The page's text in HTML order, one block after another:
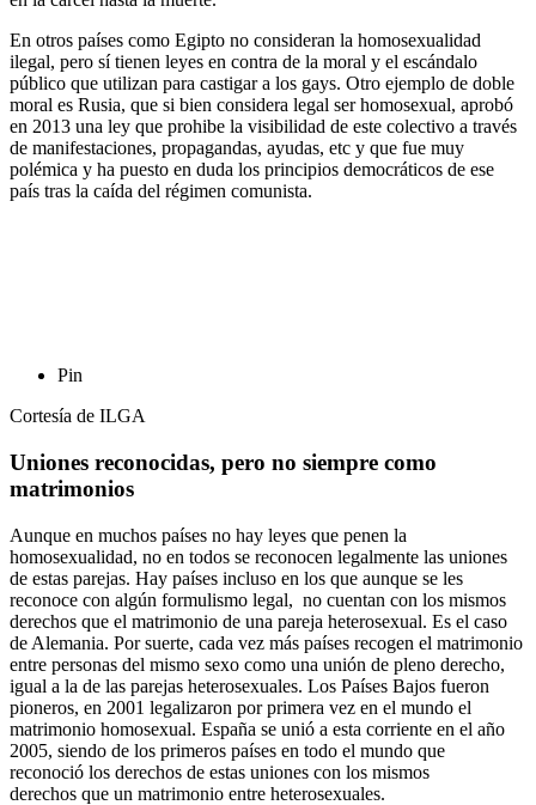
En otros países como Egipto no consideran la homosexualidad
ilegal, pero sí tienen leyes en contra de la moral y el escándalo
público que utilizan para castigar a los gays. Otro ejemplo de doble
moral es Rusia, que si bien considera legal ser homosexual, aprobó
en 2013 una ley que prohibe la visibilidad de este colectivo a través
de manifestaciones, propagandas, ayudas, etc y que fue muy
polémica y ha puesto en duda los principios democráticos de ese
país tras la caída del régimen comunista.
Pin
Cortesía de ILGA
Uniones reconocidas, pero no siempre como
matrimonios
Aunque en muchos países no hay leyes que penen la
homosexualidad, no en todos se reconocen legalmente las uniones
de estas parejas. Hay países incluso en los que aunque se les
reconoce con algún formulismo legal, no cuentan con los mismos
derechos que el matrimonio de una pareja heterosexual. Es el caso
de Alemania. Por suerte, cada vez más países recogen el matrimonio
entre personas del mismo sexo como una unión de pleno derecho,
igual a la de las parejas heterosexuales. Los Países Bajos fueron
pioneros, en 2001 legalizaron por primera vez en el mundo el
matrimonio homosexual. España se unió a esta corriente en el año
2005, siendo de los primeros países en todo el mundo que
reconoció los derechos de estas uniones con los mismos
derechos que un matrimonio entre heterosexuales.